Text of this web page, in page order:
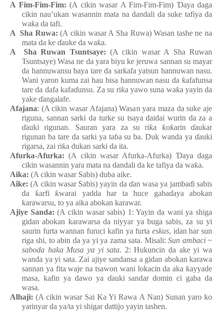
A Fim-Fim-Fim: (A cikin wasar A Fim-Fim-Fim) Ɗaya daga
cikin nau’ukan wasannin mata na dandali da suke tafiya da
waƙa da tafi.
A Sha Ruwa: (A cikin wasar A Sha Ruwa) Wasan tashenena
mata da ke ɗauke da waƙa.
A
Sha Ruwan Tsuntsaye: (A cikin wasar A Sha Ruwan
Tsuntsaye) Wasa ne da yara biyu ke jeruwa sannan su mayar
da hannuwansu baya tare da sarƙafa yatsun hannuwan nasu.
Wani yaron kuma zai hau bisa hannuwan nasu da ƙafafunsa
tare da dafa kafaɗunsu. Za su riƙa yawo suna waƙa yayin da
yake ɗangalafe.
Afajana: (A cikin wasar Afajana) Wasanyara maza da suke aje
riguna, sannan sarki da turke su tsaya daidai wurin da za a
ɗauki rigunan. Sauran yara za su riƙa ƙoƙarin ɗaukar
rigunan ba tare da sarki ya taɓa su ba. Duk wanda ya ɗauki
rigarsa, zai riƙa dukan sarki da ita.
Afurka-Afurka: (A cikin wasar Afurka-Afurka) Ɗaya daga
cikin wasannin yara mata na dandali da ke tafiya da waƙa.
Aika: (A cikin wasar Sabis) duba aike.
Aike: (A cikin wasar Sabis) yayin da ɗan wasa ya jambaɗi sabis
da ƙarfi ƙwarai yadda har ta huce gabaɗaya
abokan
karawarsu, to ya aika abokan karawar.
Ajiye Sanda: (A cikin wasar sabis) 1: Yayin da wani ya shiga
gidan abokan karawarsa da niyyar ya buga sabis, za su yi
saurin furta wannan furuci kafin ya furta eskus, idan har sun
riga shi, to abin da ya yi ya zama sata. Misali:Sun ambaci ~
saboda haka Musa ya yi sata. 2: Hukuncin da ake yi wa
wanda ya yi sata. Zai ajiye sandansa a gidan abokan karawa
sannan ya fita waje na tsawon wani lokacin da aka ƙayyade
masa, kafin ya dawo ya ɗauki sandar domin ci gaba da
wasa.
Alhaji: (A cikin wasar Sai Ka Yi Rawa A Nan) Sunan yaro ko
yarinyar da ya/ta yi shigar dattijo yayin tashen.